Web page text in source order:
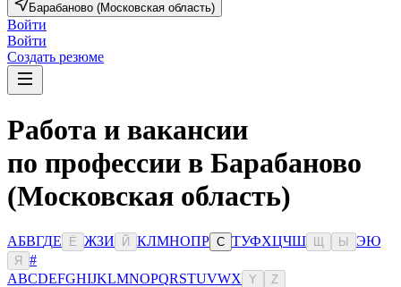
Барабаново (Московская область)
Войти
Войти
Создать резюме
Работа и вакансии
по профессии в Барабаново
(Московская область)
АБВГДЕ Ё ЖЗИ Й КЛМНОПР С ТУФХЦЧШ Ы ЭЮ
Я
#
ABCDEFGHIJKLMNOPQRSTUVWX Y Z